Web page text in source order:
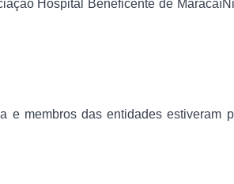
Hospital Beneficente de Maracaí
membros das entidades estiveram